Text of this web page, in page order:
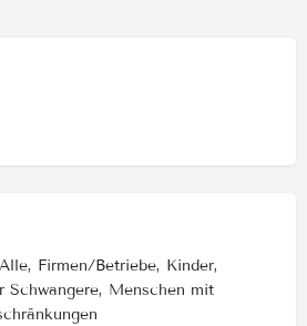
Firmen/Betriebe, Kinder,
Schwangere, Menschen mit